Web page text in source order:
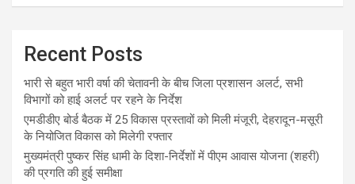
Recent Posts
भारी से बहुत भारी वर्षा की चेतावनी के बीच जिला प्रशासन अलर्ट, सभी
विभागों को हाई अलर्ट पर रहने के निर्देश
एमडीडीए बोर्ड बैठक में 25 विकास प्रस्तावों को मिली मंजूरी, देहरादून-मसूरी
के नियोजित विकास को मिलेगी रफ्तार
मुख्यमंत्री पुष्कर सिंह धामी के दिशा-निर्देशों में पीएम आवास योजना (शहरी)
की प्रगति की हुई समीक्षा